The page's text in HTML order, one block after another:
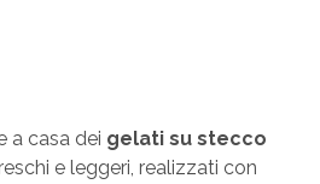
a casa dei gelati su stecco
e leggeri, realizzati con